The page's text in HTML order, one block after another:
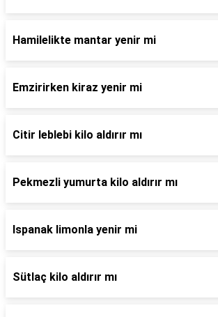
Hamilelikte mantar yenir mi
Emzirirken kiraz yenir mi
Citir leblebi kilo aldırır mı
Pekmezli yumurta kilo aldırır mı
Ispanak limonla yenir mi
Sütlaç kilo aldırır mı